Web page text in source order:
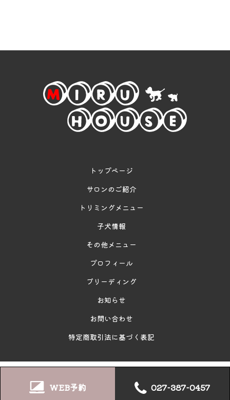
WEB予約 027-387-0457
トップページ
サロンのご紹介
トリミングメニュー
子犬情報
その他メニュー
プロフィール
ブリーディング
お知らせ
お問い合わせ
特定商取引法に基づく表記
© 2021 ミルハウス